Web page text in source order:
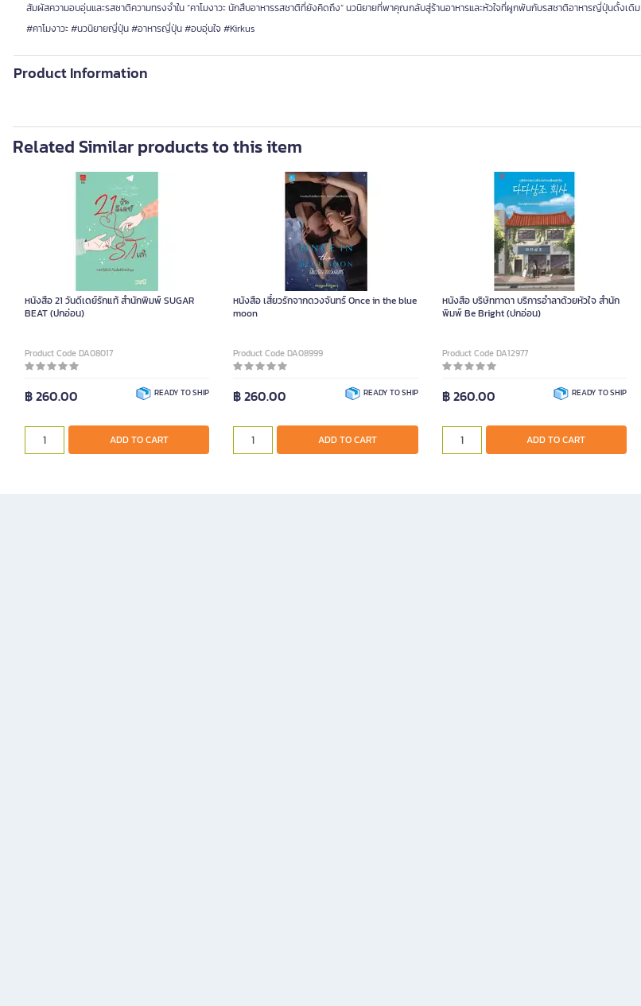
สัมผัสความอบอุ่นและรสชาติความทรงจำใน “คาโมงาวะ นักสืบอาหารรสชาติที่ยังคิดถึง” นวนิยายที่พาคุณกลับสู่ร้านอาหารและหัวใจที่ผูกพันกับรสชาติอาหารญี่ปุ่นดั้งเดิม
#คาโมงาวะ #นวนิยายญี่ปุ่น #อาหารญี่ปุ่น #อบอุ่นใจ #Kirkus
Product Information
Related Similar products to this item
หนังสือ 21 วันดีเดย์รักแท้ สำนักพิมพ์ SUGAR
BEAT (ปกอ่อน)
Product Code DA08017
฿ 260.00 READY TO SHIP
ADD TO CART
หนังสือ เสี้ยวรักจากดวงจันทร์ Once in the blue
moon
Product Code DA08999
฿ 260.00 READY TO SHIP
ADD TO CART
หนังสือ บริษัททาดา บริการอำลาด้วยหัวใจ สำนัก
พิมพ์ Be Bright (ปกอ่อน)
Product Code DA12977
฿ 260.00 READY TO SHIP
ADD TO CART